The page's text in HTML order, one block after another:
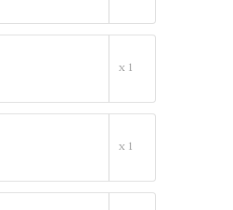
x 1
x 1